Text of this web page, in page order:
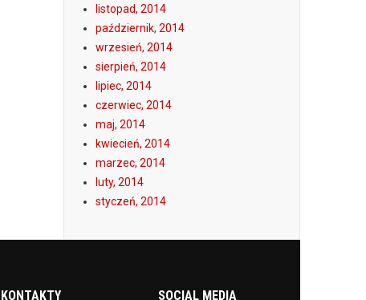
listopad, 2014
październik, 2014
wrzesień, 2014
sierpień, 2014
lipiec, 2014
czerwiec, 2014
maj, 2014
kwiecień, 2014
marzec, 2014
luty, 2014
styczeń, 2014
KONTAKTY SOCIAL MEDIA